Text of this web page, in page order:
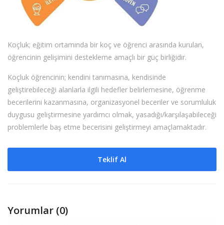
Koçluk; eğitim ortamında bir koç ve öğrenci arasında kurulan,
öğrencinin gelişimini destekleme amaçlı bir güç birliğidir.
Koçluk öğrencinin; kendini tanımasına, kendisinde
geliştirebileceği alanlarla ilgili hedefler belirlemesine, öğrenme
becerilerini kazanmasına, organizasyonel beceriler ve sorumluluk
duygusu geliştirmesine yardımcı olmak, yasadığı/karşılaşabileceği
problemlerle baş etme becerisini geliştirmeyi amaçlamaktadır.
Teklif Al
Yorumlar (0)